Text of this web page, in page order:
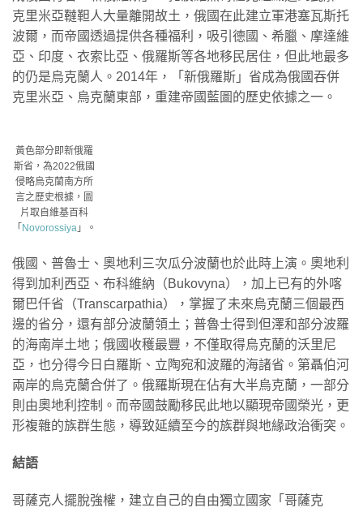
克里米亞韃靼人大量離開故土，俄國在此建立軍港塞瓦斯托
波爾，而帝國透過提供各種福利，吸引德國、希臘、摩達維
亞、印度、衣索比亞、俄羅斯等各地移民居住，但此地最多
的仍是烏克蘭人。2014年，「新俄羅斯」省成為俄國吞併
克里米亞、烏克蘭東部，重建帝國藍圖的歷史依據之一。
黃色部分即新俄羅
斯省，為2022俄國
侵略烏克蘭南方所
言之歷史根據，圖
片取自維基百科
「 Novorossiya 」。
俄國、普魯士、奧地利三次瓜分波蘭也於此時上演。奧地利
得到加利西亞、布科維納（Bukovyna），加上已有的外喀
爾巴仟省（Transcarpathia），掌握了未來烏克蘭三個最西
邊的省分，還有部分波蘭領土；普魯士得到但澤和部分波羅
的海南岸土地；俄國收穫最豐，不僅取得烏克蘭的沃里尼
亞，也分得今日白羅斯、立陶宛和波羅的海諸省。第聶伯河
兩岸的烏克蘭合併了。俄羅斯現在佔有大半烏克蘭，一部分
則由奧地利控制。而帝國鼓勵移民此地以顯現帝國榮光，更
形複雜的族群生態，導致延續至今的族群與地緣政治衝突。
結語
哥薩克人擺脫強權，建立自己的自由獨立國家「哥薩克